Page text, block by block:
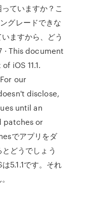
ていますか？こ
グレードできな
ますから、どう
· This document
iOS 11.1.
our
disclose,
until an
patches or
でアプリをダ
どうでしょう
5.1.1です。それ